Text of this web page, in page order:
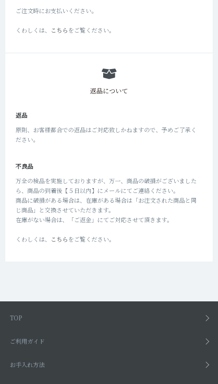
ご注文時にお支払いください。
くわしくは、 こちらをご覧ください。
返品について
返品
原則、お客様都合での返品はご対応致しかねますので、予めご了承く
ださい。
不良品
万全の検品を実施しておりますが、万一、商品の破損がございました
ら、商品の到着後【５日以内】にメールにてご連絡ください。
商品に破損がある場合は、在庫がある場合は「お注文された商品と同
じ商品」と交換させていただきます。
在庫がない場合は、「ご返金」にてご対応させて頂きます。
くわしくは、 こちらをご覧ください。
TOP
ご利用ガイド
お手入れ方法